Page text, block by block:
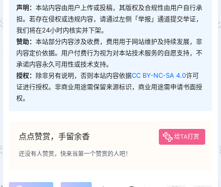
声明： 本站内容由用户上传或投稿，其版权及合规性由用户自行承
担。若存在侵权或违规内容，请通过左侧「举报」通道提交举证，
我们将在24小时内核实并下架。
赞助： 本站部分内容涉及收费，费用用于网站维护及持续发展，非
内容定价依据。用户付费行为视为对本站技术服务的自愿支持，不
承诺内容永久可用性或技术支持。
授权： 除非另有说明，否则本站内容依据CC BY-NC-SA 4.0许可
证进行授权。非商业用途需保留来源标识，商业用途需申请书面授
权。
点点赞赏，手留余香 给TA打赏
还没有人赞赏，快来当第一个赞赏的人吧！